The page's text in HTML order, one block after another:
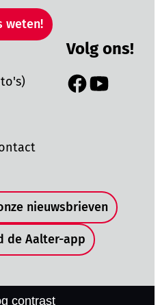
weten!
Volg ons!
Facebook
YouTube
nieuwsbrieven
de Aalter-app
contrast